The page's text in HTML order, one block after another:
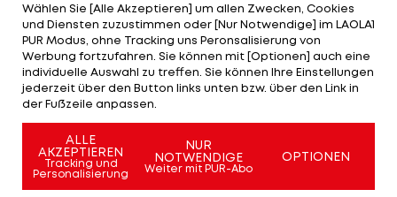
insgesamt dritte Goldmedaille bei den
Olympischen Spielen in London. Im Finale
bezwingt der 29-Jährige den Esten Haiki Nabi mit
3:0. Die Bronzemedaillen gehen an den Schweden
Johan Euren und Riza Kayaalp aus der Türkei.
Mehr zum Thema
Wählen Sie [Alle Akzeptieren] um allen Zwecken, Cookies
und Diensten zuzustimmen oder [Nur Notwendige] im LAOLA1
PUR Modus, ohne Tracking uns Peronsalisierung von
Werbung fortzufahren. Sie können mit [Optionen] auch eine
individuelle Auswahl zu treffen. Sie können Ihre Einstellungen
jederzeit über den Button links unten bzw. über den Link in
der Fußzeile anpassen.
ALLE
AKZEPTIEREN
Tracking und
Personalisierung
NUR
NOTWENDIGE
Weiter mit PUR-Abo
OPTIONEN